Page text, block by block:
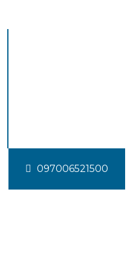
097006521500